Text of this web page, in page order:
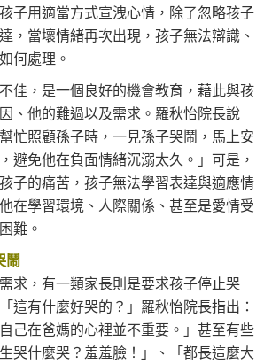
子用適當方式宣洩心情，除了忽略孩子
，當壞情緒再次出現，孩子無法辯識、
何處理。
佳，是一個良好的機會教育，藉此與孩
、他的難過以及需求。羅秋怡院長說
忙照顧孫子時，一見孫子哭鬧，馬上安
避免他在負面情緒沉溺太久。」可是，
子的痛苦，孩子無法學習表達與適應情
在學習環境、人際關係、甚至是愛情受
難。
鬧
求，有一類家長則是要求孩子停止哭
這有什麼好哭的？」羅秋怡院長指出：
己在爸媽的心裡並不重要。」甚至有些
哭什麼哭？羞羞臉！」、「都長這麼大